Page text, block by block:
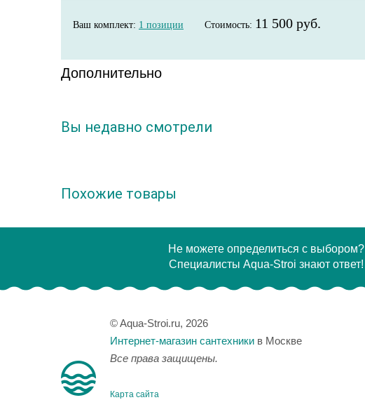
Ваш комплект: 1 позиции Стоимость: 11 500 руб.
Дополнительно
Вы недавно смотрели
Похожие товары
Не можете определиться с выбором?
Специалисты Aqua-Stroi знают ответ!
© Aqua-Stroi.ru, 2026
Интернет-магазин сантехники в Москве
Все права защищены.
Карта сайта